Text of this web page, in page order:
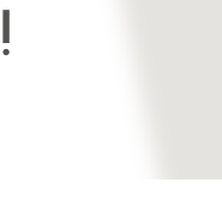
!